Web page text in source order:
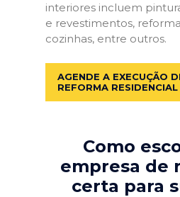
interiores incluem
e revestimentos,
cozinhas, entre outros.
AGENDE A EXECUÇÃO
REFORMA RESIDENCIAL
Como
empresa de
certa para